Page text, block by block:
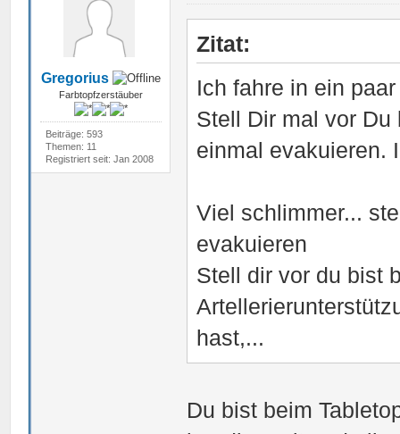
Gregorius
Farbtopfzerstäuber
Beiträge: 593
Themen: 11
Registriert seit: Jan 2008
Zitat:
Ich fahre in ein
Stell Dir mal vor
einmal evakuieren.
Viel schlimmer...
evakuieren
Stell dir vor du bist
hast,...
Du bist beim